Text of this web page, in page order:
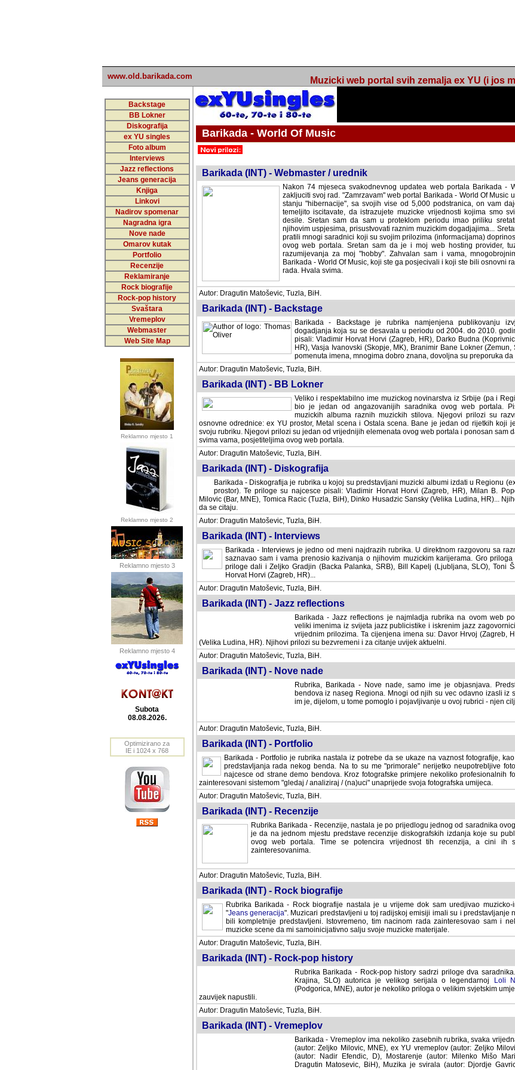
www.old.barikada.com Muzicki web portal svih zemalja ex YU (i jos
Backstage
BB Lokner
Diskografija
ex YU singles
Foto album
Interviews
Jazz reflections
Jeans generacija
Knjiga
Linkovi
Nadirov spomenar
Nagradna igra
Nove nade
Omarov kutak
Portfolio
Recenzije
Reklamiranje
Rock biografije
Rock-pop history
Svaštara
Vremeplov
Webmaster
Web Site Map
Reklamno mjesto 1
Reklamno mjesto 2
Reklamno mjesto 3
Reklamno mjesto 4
Subota
08.08.2026.
Optimizirano za
IE i 1024 x 768
Barikada - World Of Music
Barikada (INT) - Webmaster / urednik
Nakon 74 mjeseca svakodnevnog updatea web portala Barikada -
zakljuciti svoj rad. "Zamrzavam" web portal Barikada - World Of Music
stanju "hibernacije", sa svojih vise od 5,000 podstranica, on vam
temeljito iscitavate, da istrazujete muzicke vrijednosti kojima smo svi
Sretan sam da sam u proteklom periodu imao priliku sretati razne
uspjesima, prisustvovati raznim muzickim dogadjajima... Sretan sam
mnogi saradnici koji su svojim prilozima (informacijama) doprinosili
web portala. Sretan sam da je i moj web hosting provider,
razumijevanja za moj "hobby". Zahvalan sam i vama,
Barikada - World Of Music, koji ste ga posjecivali i koji ste bili osnovni
rada. Hvala svima.
Autor: Dragutin Matoševic, Tuzla, BiH.
Barikada (INT) - Backstage
Barikada - Backstage je rubrika namjenjena publikovanju
dogadjanja koja su se desavala u periodu od 2004. do 2010.
pisali: Vladimir Horvat Horvi (Zagreb, HR), Darko Budna
HR), Vasja Ivanovski (Skopje, MK), Branimir Bane Lokner
pomenuta imena, mnogima dobro znana, dovoljna su preporuka da
Autor: Dragutin Matoševic, Tuzla, BiH.
Barikada (INT) - BB Lokner
Veliko i respektabilno ime muzickog novinarstva iz Srbije (pa i
bio je jedan od angazovanijih saradnika ovog web portala. Pisao je
albuma raznih muzickih stilova. Njegovi prilozi su razvrstani
odrednice: ex YU prostor, Metal scena i Ostala scena. Bane je jedan od rijetkih koji je na ovom
Njegovi prilozi su jedan od vrijednijih elemenata ovog web portala i ponosan sam da je svoje
posjetiteljima ovog web portala.
Autor: Dragutin Matoševic, Tuzla, BiH.
Barikada (INT) - Diskografija
Barikada - Diskografija je rubrika u kojoj su predstavljani muzicki albumi izdati u Regionu
prostor). Te priloge su najcesce pisali: Vladimir Horvat Horvi (Zagreb, HR), Milan B. Popovic
(Bar, MNE), Tomica Racic (Tuzla, BiH), Dinko Husadzic Sansky (Velika Ludina, HR)... Njihovi
citaju.
Autor: Dragutin Matoševic, Tuzla, BiH.
Barikada (INT) - Interviews
Barikada - Interviews je jedno od meni najdrazih rubrika. U direktnom razgovoru sa
saznavao sam i vama prenosio kazivanja o njihovim muzickim karijerama. Gro
priloge dali i Zeljko Gradjin (Backa Palanka, SRB), Bill Kapelj (Ljubljana, SLO), Toni
Horvat Horvi (Zagreb, HR)...
Autor: Dragutin Matoševic, Tuzla, BiH.
Barikada (INT) - Jazz reflections
Barikada - Jazz reflections je najmladja rubrika na ovom web
imenima iz svijeta jazz publicistike i iskrenim jazz
vrijednim prilozima. Ta cijenjena imena su: Davor Hrvoj (Zagreb,
(Velika Ludina, HR). Njihovi prilozi su bezvremeni i za citanje uvijek aktuelni.
Autor: Dragutin Matoševic, Tuzla, BiH.
Barikada (INT) - Nove nade
Rubrika, Barikada - Nove nade, samo ime je objasnjava.
bendova iz naseg Regiona. Mnogi od njih su vec odavno izasli iz
je, dijelom, u tome pomoglo i pojavljivanje u ovoj rubrici - njen cilj je
Autor: Dragutin Matoševic, Tuzla, BiH.
Barikada (INT) - Portfolio
Barikada - Portfolio je rubrika nastala iz potrebe da se ukaze na vaznost fotografije,
predstavljanja rada nekog benda. Na to su me "primorale" nerijetko neupotrebljive
najcesce od strane demo bendova. Kroz fotografske primjere nekoliko profesionalnih
zainteresovani sistemom "gledaj / analiziraj / (na)uci" unaprijede svoja fotografska umijeca.
Autor: Dragutin Matoševic, Tuzla, BiH.
Barikada (INT) - Recenzije
Rubrika Barikada - Recenzije, nastala je po prijedlogu jednog od saradnika
je da na jednom mjestu predstave recenzije diskografskih izdanja koje su
ovog web portala. Time se potencira vrijednost tih recenzija, a cini ih
zainteresovanima.
Autor: Dragutin Matoševic, Tuzla, BiH.
Barikada (INT) - Rock biografije
Rubrika Barikada - Rock biografije nastala je u vrijeme dok sam uredjivao muzicko-
"Jeans generacija". Muzicari predstavljeni u toj radijskoj emisiji imali su i predstavljanje
bili kompletnije predstavljeni. Istovremeno, tim nacinom rada zainteresovao sam i
muzicke scene da mi samoinicijativno salju svoje muzicke materijale.
Autor: Dragutin Matoševic, Tuzla, BiH.
Barikada (INT) - Rock-pop history
Rubrika Barikada - Rock-pop history sadrzi priloge dva
Krajina, SLO) autorica je velikog serijala o legendarnoj
Loli
(Podgorica, MNE), autor je nekoliko priloga o velikim svjetskim
zauvijek napustili.
Autor: Dragutin Matoševic, Tuzla, BiH.
Barikada (INT) - Vremeplov
Barikada - Vremeplov ima nekoliko zasebnih rubrika, svaka
(autor: Zeljko Milovic, MNE), ex YU vremeplov (autor: Zeljko
(autor: Nadir Efendic, D), Mostarenje (autor: Milenko Mišo Maric,
Matosevic, BiH), Muzika je svirala (autor: Djordje Gavric